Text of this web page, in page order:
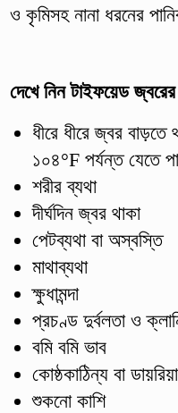
ও কৃমিসহ নানা ধরনের
দেখে নিন টাইফয়েড
ধীরে ধীরে জ্বর
১০৪°F পর্যন্ত যেতে
শরীর ব্যথা
দীর্ঘদিন জ্বর থাকা
পেটব্যথা বা অস্বস্তি
মাথাব্যথা
ক্ষুধামন্দা
প্রচণ্ড দুর্বলতা ও
বমি বমি ভাব
কোষ্ঠকাঠিন্য বা ডায়রিয়া
শুকনো কাশি